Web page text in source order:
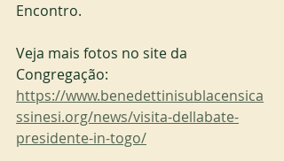
Encontro.
Veja mais fotos no site da
Congregação:
https://www.benedettinisublacensica
ssinesi.org/news/visita-dellabate-
presidente-in-togo/